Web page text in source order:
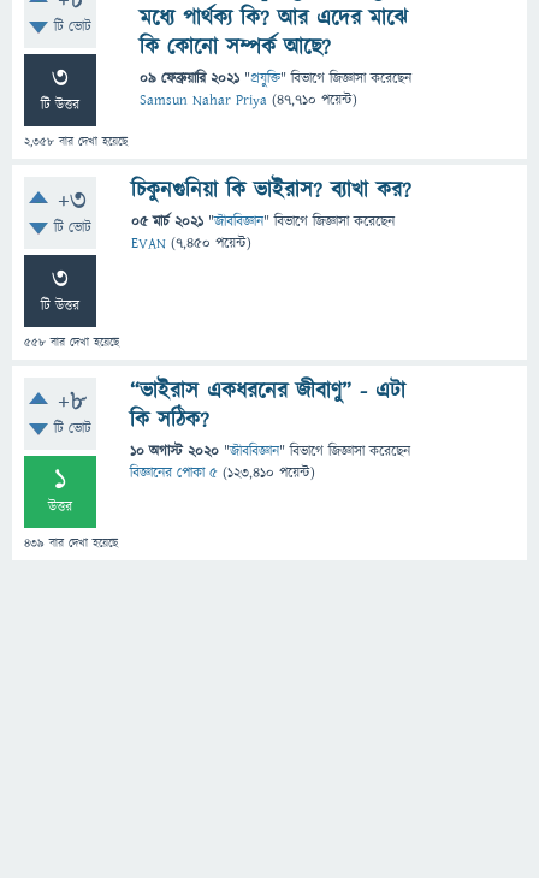
টি ভোট
3
টি উত্তর
2,358 বার দেখা হয়েছে
মধ্যে পার্থক্য কি? আর এদের মাঝে
কি কোনো সম্পর্ক আছে?
09 ফেব্রুয়ারি 2021 "প্রযুক্তি" বিভাগে জিজ্ঞাসাকরেছেন
Samsun Nahar Priya (47,710 পয়েন্ট)
+3
টি ভোট
3
টি উত্তর
558 বার দেখা হয়েছে
চিকুনগুনিয়া কি ভাইরাস? ব্যাখা কর?
05 মার্চ 2021 "জীববিজ্ঞান" বিভাগে জিজ্ঞাসাকরেছেন
EVAN (7,450 পয়েন্ট)
+8
টি ভোট
1
উত্তর
439 বার দেখা হয়েছে
“ভাইরাস একধরনের জীবাণু” - এটা
কি সঠিক?
10 অগাস্ট 2020 "জীববিজ্ঞান" বিভাগে জিজ্ঞাসাকরেছেন
বিজ্ঞানের পোকা ৫ (123,410 পয়েন্ট)